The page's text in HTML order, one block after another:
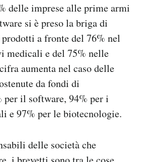
delle imprese alle prime armi
si è preso la briga di
a fronte del 76% nel
medicali e del 75% nelle
aumenta nel caso delle
da fondi di
per il software, 94% per i
e 97% per le biotecnologie.
delle società che